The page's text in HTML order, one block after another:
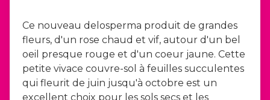
Ce nouveau delosperma produit de grandes
fleurs, d'un rose chaud et vif, autour d'un bel
oeil presque rouge et d'un coeur jaune. Cette
petite vivace couvre-sol à feuilles succulentes
qui fleurit de juin jusqu'à octobre est un
excellent choix pour les sols secs et les